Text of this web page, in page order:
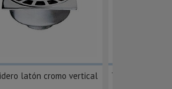
latón cromo vertical Tubo de